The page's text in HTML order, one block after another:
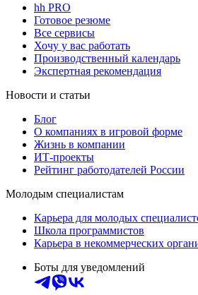
hh PRO
Готовое резюме
Все сервисы
Хочу у вас работать
Производственный календарь
Экспертная рекомендация
Новости и статьи
Блог
О компаниях в игровой форме
Жизнь в компании
ИТ-проекты
Рейтинг работодателей России
Молодым специалистам
Карьера для молодых
Школа программистов
Карьера в некоммерческих
Боты для уведомлений